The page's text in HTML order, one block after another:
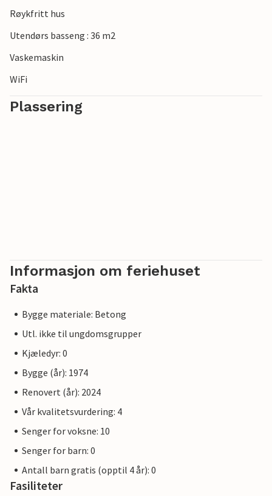
Røykfritt hus
Utendørs basseng : 36 m2
Vaskemaskin
WiFi
Plassering
Informasjon om feriehuset
Fakta
Bygge materiale: Betong
Utl. ikke til ungdomsgrupper
Kjæledyr: 0
Bygge (år): 1974
Renovert (år): 2024
Vår kvalitetsvurdering: 4
Senger for voksne: 10
Senger for barn: 0
Antall barn gratis (opptil 4 år): 0
Fasiliteter